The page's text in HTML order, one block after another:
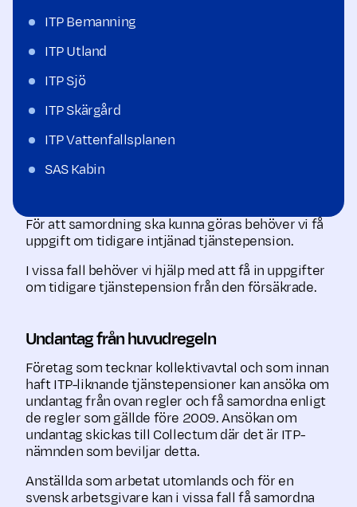
ITP Bemanning
ITP Utland
ITP Sjö
ITP Skärgård
ITP Vattenfallsplanen
SAS Kabin
För att samordning ska kunna göras behöver vi få
uppgift om tidigare intjänad tjänste­pension.
I vissa fall behöver vi hjälp med att få in uppgifter
om tidigare tjänstepension från den försäkrade.
Undantag från huvudregeln
Företag som tecknar kollektivavtal och som innan
haft ITP-liknande tjänstepensioner kan ansöka om
undantag från ovan regler och få samordna enligt
de regler som gällde före 2009. Ansökan om
undantag skickas till Collectum där det är ITP-
nämnden som beviljar detta.
Anställda som arbetat utomlands och för en
svensk arbetsgivare kan i vissa fall få samordna